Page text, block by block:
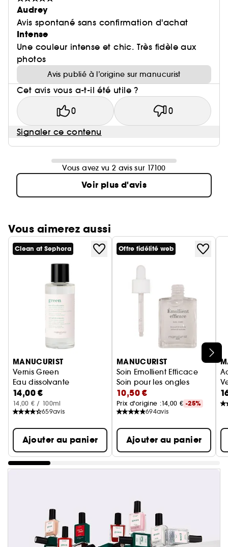
Audrey
Avis spontané sans confirmation d'achat
Intense
Une couleur intense et chic. Très fidèle aux
photos
Avis publié à l’origine sur manucurist
Cet avis vous a-t-il été utile ?
0 0
Signaler ce contenu
Vous avez vu 2 avis sur 17100
Voir plus d'avis
Vous aimerez aussi
Ignorer le carrousel produits
Clean at Sephora
MANUCURIST
Vernis Green
Eau dissolvante
14,00 €
14,00 € / 100ml
659avis
Ajouter au panier
Offre fidélité web
MANUCURIST
Soin Emollient Efficace
Soin pour les ongles
10,50 €
Prix d'origine :14,00 € -25%
694avis
Ajouter au panier